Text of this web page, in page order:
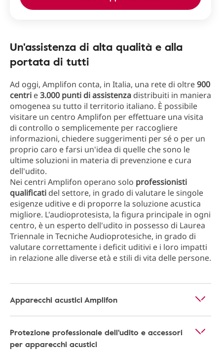
Un'assistenza di alta qualità e alla
portata di tutti
Ad oggi, Amplifon conta, in Italia, una rete di oltre900
centri e3.000 punti di assistenza distribuiti in maniera
omogenea su tutto il territorio italiano. È possibile
visitare un centro Amplifon per effettuare una visita
di controllo o semplicemente per raccogliere
informazioni, chiedere suggerimenti per sé o per un
proprio caro e farsi un'idea di quelle che sono le
ultime soluzioni in materia di prevenzione e cura
dell'udito.
Nei centri Amplifon operano solo professionisti
qualificati del settore, in grado di valutare le singole
esigenze uditive e di proporre la soluzione acustica
migliore. L'audioprotesista, la figura principale in ogni
centro, è un esperto dell'udito in possesso di Laurea
Triennale in Tecniche Audioprotesiche, in grado di
valutare correttamente i deficit uditivi e i loro impatti
in relazione alle diverse età e stili di vita delle persone.
Apparecchi acustici Amplifon
Protezione professionale dell'udito e accessori
per apparecchi acustici